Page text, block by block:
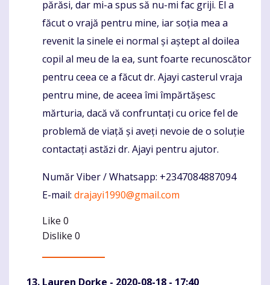
părăsi, dar mi-a spus să nu-mi fac griji. El a
făcut o vrajă pentru mine, iar soția mea a
revenit la sinele ei normal și aștept al doilea
copil al meu de la ea, sunt foarte recunoscător
pentru ceea ce a făcut dr. Ajayi casterul vraja
pentru mine, de aceea îmi împărtășesc
mărturia, dacă vă confruntați cu orice fel de
problemă de viață și aveți nevoie de o soluție
contactați astăzi dr. Ajayi pentru ajutor.
Număr Viber / Whatsapp: +2347084887094
E-mail: drajayi1990@gmail.com
Like 0
Dislike 0
Lauren Dorke - 2020-08-18 - 17:40